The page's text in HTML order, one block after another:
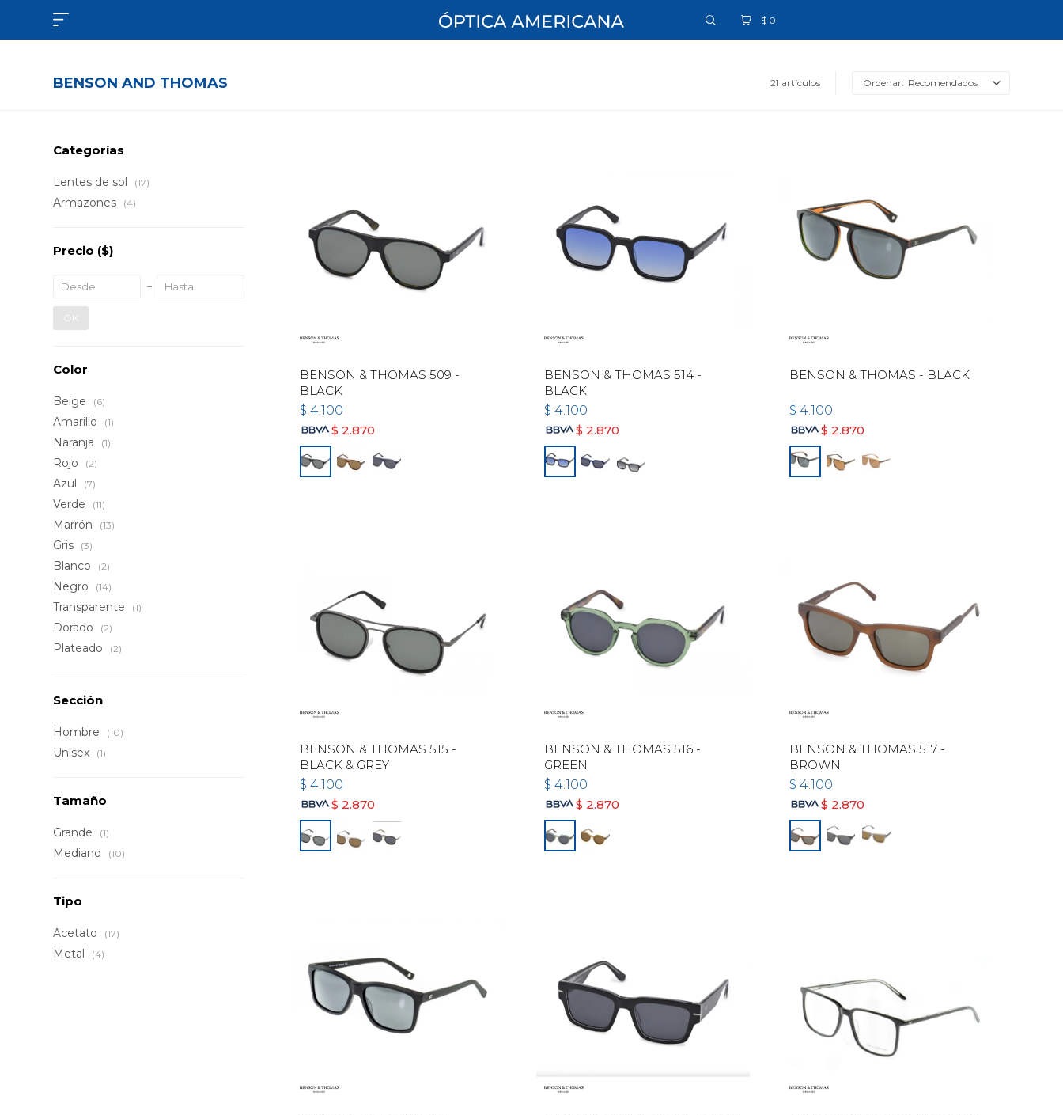
$ 0

BENSON AND THOMAS 21 artículos Recomendados
BENSON & THOMAS 509 -
BLACK
$ 4.100
$ 2.870
BENSON & THOMAS 514 -
BLACK
$ 4.100
$ 2.870
BENSON & THOMAS - BLACK
$ 4.100
$ 2.870
BENSON & THOMAS 515 -
BLACK & GREY
$ 4.100
$ 2.870
BENSON & THOMAS 516 -
GREEN
$ 4.100
$ 2.870
BENSON & THOMAS 517 -
BROWN
$ 4.100
$ 2.870
Categorías
Lentes de sol (17)
Armazones (4)
Precio ($)
OK
Color
Beige (6)
Amarillo (1)
Naranja (1)
Rojo (2)
Azul (7)
Verde (11)
Marrón (13)
Gris (3)
Blanco (2)
Negro (14)
Transparente (1)
Dorado (2)
Plateado (2)
Sección
Hombre (10)
Unisex (1)
Tamaño
Grande (1)
Mediano (10)
Tipo
Acetato (17)
Metal (4)